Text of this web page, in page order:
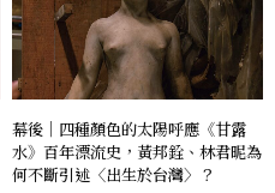
幕後｜四種顏色的太陽呼應《甘露
水》百年漂流史，黃邦銓、林君昵為
何不斷引述〈出生於台灣〉？